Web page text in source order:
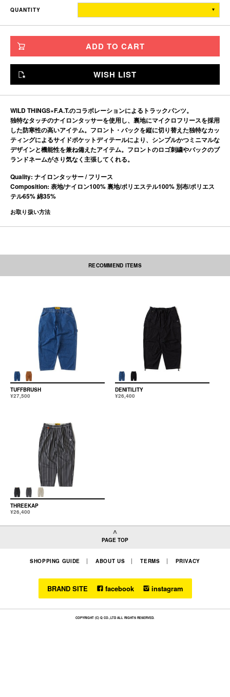
ウエス
ト
渡り
幅
股
上
レング
ス
TITCH
104
40.5 32 64
SKINNY
80～
108
41.5 33 65.5
FAT
86～
114
43 34 67
15.5～
22
JUMBO
94～
122
45 35 68.5 16～23
※単位はすべて「cm」です。
製造工程で多少の誤差があることを予めご了承ください。
QUANTITY
ADD TO CART
WISH LIST
WILD THINGS×F.A.T.のコラボレーションによるトラックパンツ。
独特なタッチのナイロンタッサーを使用し、裏地にマイクロフリースを採用
した防寒性の高いアイテム。フロント・バックを縦に切り替えた独特なカッ
ティングによるサイドポケットディテールにより、シンプルかつミニマルな
デザインと機能性を兼ね備えたアイテム。フロントのロゴ刺繍やバックのブ
ランドネームがさり気なく主張してくれる。
Quality: ナイロンタッサー / フリース
Composition: 表地/ナイロン100% 裏地/ポリエステル100% 別布/ポリエス
テル65% 綿35%
お取り扱い方法
水洗いすると、風合いが変わる恐れがあります。ドライクリーニングをおす
すめします。アイロンをかける際には必ず当て布をしてください。刺繍部
分・ネーム部分にはアイロンを当てないで下さい。
本製品は中国製です。
RECOMMEND ITEMS
TUFFBRUSH
¥27,500
DENITILITY
¥26,400
THREEKAP
¥26,400
PAGE TOP
SHOPPING GUIDE ABOUT US TERMS PRIVACY
BRAND SITE facebook instagram
COPYRIGHT (C) Q CO.,LTD ALL RIGHTS RESERVED.